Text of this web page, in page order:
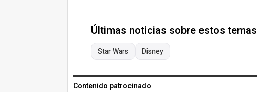
Últimas noticias sobre estos temas
Star Wars Disney
Contenido patrocinado